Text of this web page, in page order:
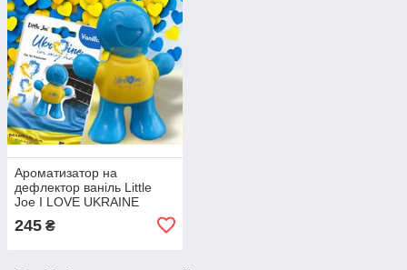
Ароматизатор на
дефлектор ваніль Little
Joe I LOVE UKRAINE
245 ₴